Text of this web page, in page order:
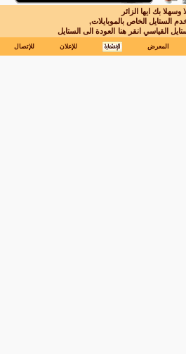
وسهلا بك ايها الزائر
الستايل الخاص بالموبايلات,
القياسي انقر هنا العودة الى الستايل
المعرض للإعلان للإتصال